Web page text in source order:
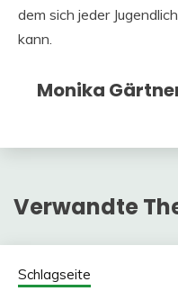
dem sich jeder
kann.
Monika
Verwandte
Schlagseite